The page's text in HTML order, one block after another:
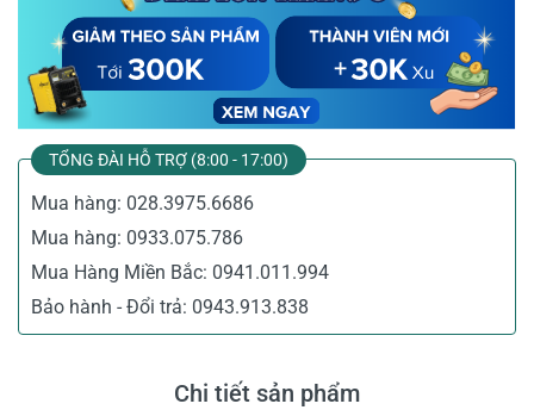
TỔNG ĐÀI HỖ TRỢ (8:00 - 17:00)
Mua hàng: 028.3975.6686
Mua hàng: 0933.075.786
Mua Hàng Miền Bắc: 0941.011.994
Bảo hành - Đổi trả: 0943.913.838
Chi tiết sản phẩm